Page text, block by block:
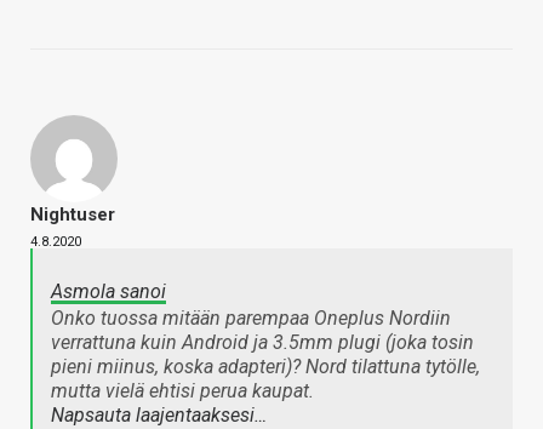
Nightuser
4.8.2020
Asmola sanoi
Onko tuossa mitään parempaa Oneplus Nordiin
verrattuna kuin Android ja 3.5mm plugi (joka tosin
pieni miinus, koska adapteri)? Nord tilattuna tytölle,
mutta vielä ehtisi perua kaupat.
Napsauta laajentaaksesi…